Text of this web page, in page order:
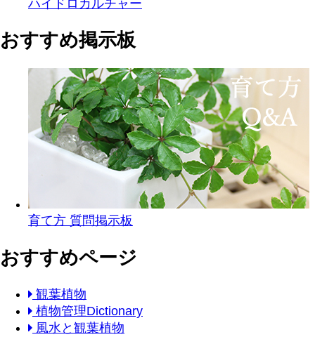
ハイドロカルチャー
おすすめ掲示板
育て方 質問掲示板
おすすめページ
観葉植物
植物管理Dictionary
風水と観葉植物